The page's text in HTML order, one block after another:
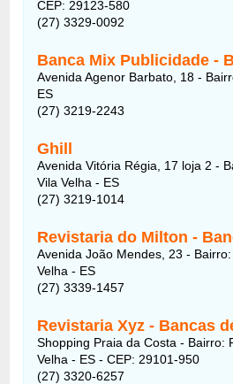
CEP: 29123-580
(27) 3329-0092
Banca Mix Publicidade -
Avenida Agenor Barbato, 18 -
ES
(27) 3219-2243
Ghill
Avenida Vitória Régia, 17 loja 2 -
Vila Velha - ES
(27) 3219-1014
Revistaria do Milton -
Avenida João Mendes, 23 -
Velha - ES
(27) 3339-1457
Revistaria Xyz - Bancas
Shopping Praia da Costa - Bairro:
Velha - ES - CEP: 29101-950
(27) 3320-6257